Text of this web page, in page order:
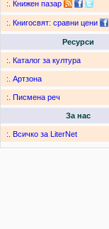
:. Книжен пазар
:. Книгосвят: сравни цени
Ресурси
:. Каталог за култура
:. Артзона
:. Писмена реч
За нас
:. Всичко за LiterNet